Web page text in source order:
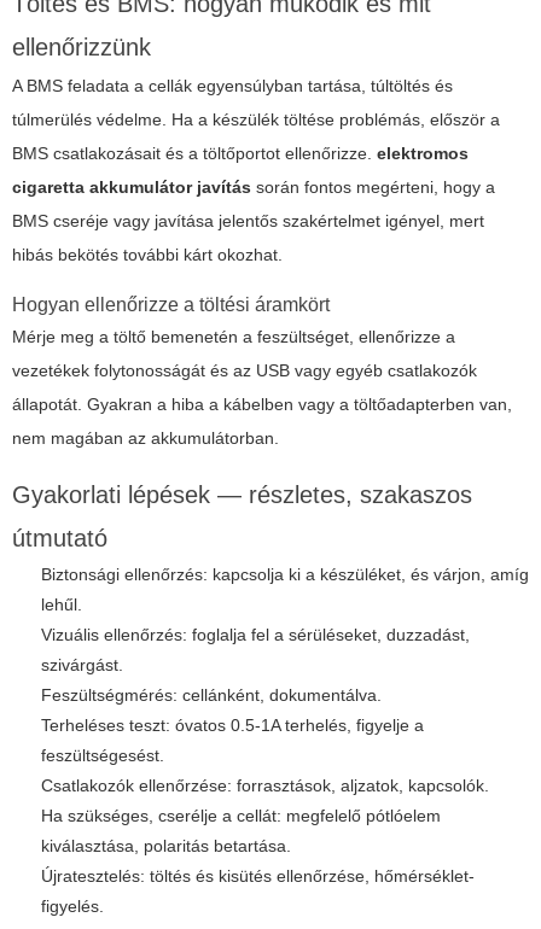
ellenőrizzünk
A BMS feladata a cellák egyensúlyban tartása, túltöltés és
túlmerülés védelme. Ha a készülék töltése problémás, először a
BMS csatlakozásait és a töltőportot ellenőrizze. elektromos
cigaretta akkumulátor javítás során fontos megérteni, hogy a
BMS cseréje vagy javítása jelentős szakértelmet igényel, mert
hibás bekötés további kárt okozhat.
Hogyan ellenőrizze a töltési áramkört
Mérje meg a töltő bemenetén a feszültséget, ellenőrizze a
vezetékek folytonosságát és az USB vagy egyéb csatlakozók
állapotát. Gyakran a hiba a kábelben vagy a töltőadapterben van,
nem magában az akkumulátorban.
Gyakorlati lépések — részletes, szakaszos
útmutató
Biztonsági ellenőrzés: kapcsolja ki a készüléket, és várjon, amíg
lehűl.
Vizuális ellenőrzés: foglalja fel a sérüléseket, duzzadást,
szivárgást.
Feszültségmérés: cellánként, dokumentálva.
Terheléses teszt: óvatos 0.5-1A terhelés, figyelje a
feszültségesést.
Csatlakozók ellenőrzése: forrasztások, aljzatok, kapcsolók.
Ha szükséges, cserélje a cellát: megfelelő pótlóelem
kiválasztása, polaritás betartása.
Újratesztelés: töltés és kisütés ellenőrzése, hőmérséklet-
figyelés.